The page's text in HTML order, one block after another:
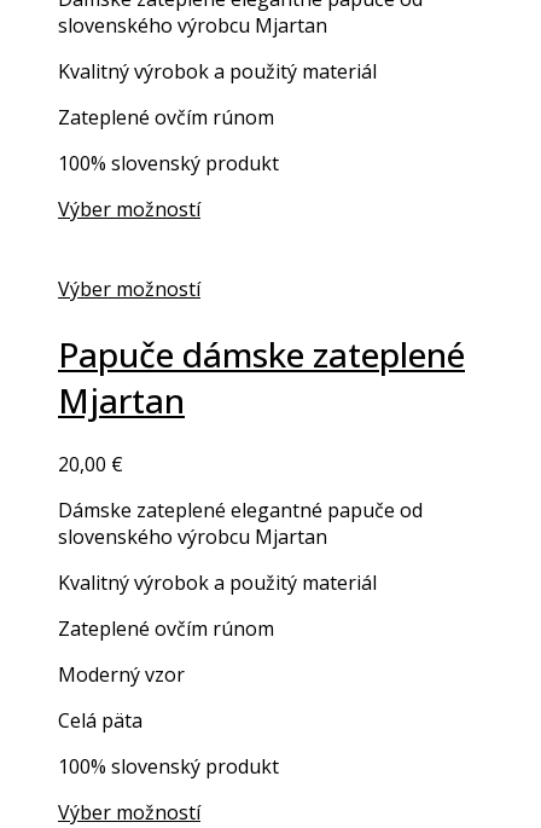
slovenského výrobcu Mjartan
Kvalitný výrobok a použitý materiál
Zateplené ovčím rúnom
100% slovenský produkt
Výber možností
Výber možností
Papuče dámske zateplené
Mjartan
20,00 €
Dámske zateplené elegantné papuče od
slovenského výrobcu Mjartan
Kvalitný výrobok a použitý materiál
Zateplené ovčím rúnom
Moderný vzor
Celá päta
100% slovenský produkt
Výber možností